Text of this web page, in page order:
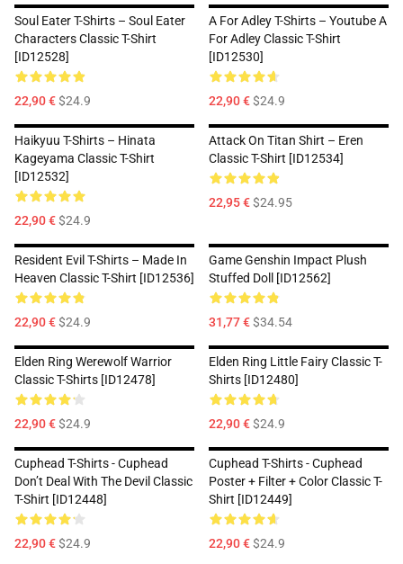
Soul Eater T-Shirts – Soul Eater
Characters Classic T-Shirt
[ID12528]
22,90 €$24.9
A For Adley T-Shirts – Youtube A
For Adley Classic T-Shirt
[ID12530]
22,90 €$24.9
Haikyuu T-Shirts – Hinata
Kageyama Classic T-Shirt
[ID12532]
22,90 €$24.9
Attack On Titan Shirt – Eren
Classic T-Shirt [ID12534]
22,95 €$24.95
Resident Evil T-Shirts – Made In
Heaven Classic T-Shirt [ID12536]
22,90 €$24.9
Game Genshin Impact Plush
Stuffed Doll [ID12562]
31,77 €$34.54
Elden Ring Werewolf Warrior
Classic T-Shirts [ID12478]
22,90 €$24.9
Elden Ring Little Fairy Classic T-
Shirts [ID12480]
22,90 €$24.9
Cuphead T-Shirts - Cuphead
Don’t Deal With The Devil Classic
T-Shirt [ID12448]
22,90 €$24.9
Cuphead T-Shirts - Cuphead
Poster + Filter + Color Classic T-
Shirt [ID12449]
22,90 €$24.9